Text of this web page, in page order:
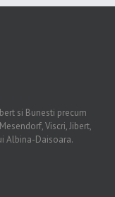
si Bunesti precum
Viscri, Jibert,
Albina-Daisoara.